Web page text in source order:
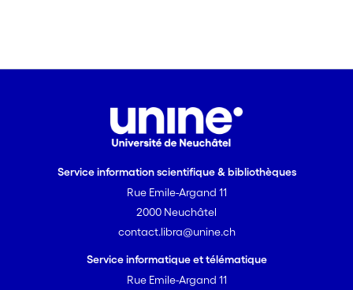
Service information scientifique & bibliothèques
Rue Emile-Argand 11
2000 Neuchâtel
contact.libra@unine.ch
Service informatique et télématique
Rue Emile-Argand 11